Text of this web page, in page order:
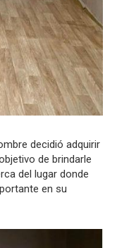
decidió adquirir
de brindarle
del lugar donde
en su